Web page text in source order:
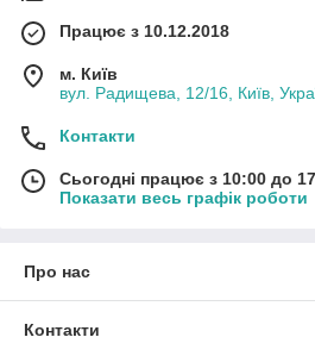
Працює з 10.12.2018
м. Київ
вул. Радищева, 12/16, Київ,
Контакти
Сьогодні працює з 10:00 до
Показати весь графік роботи
Про нас
Контакти